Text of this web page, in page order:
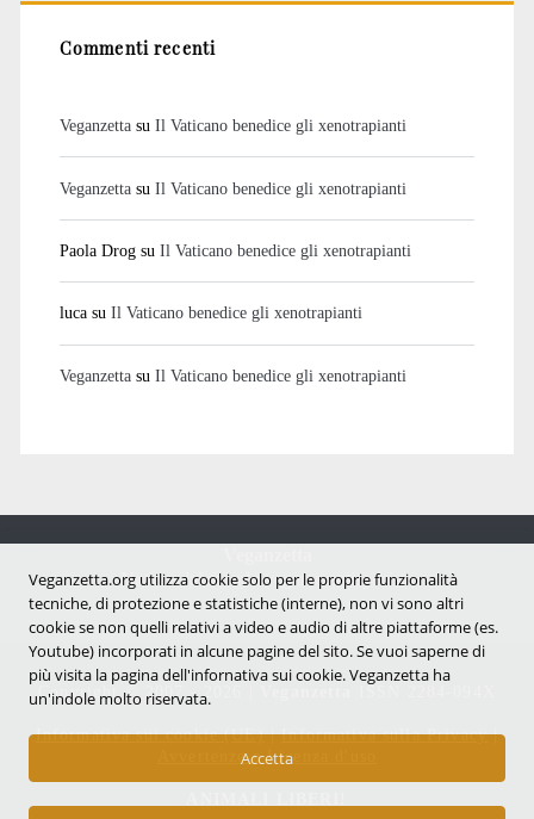
Commenti recenti
Veganzettasu Il Vaticano benedice gli xenotrapianti
Veganzettasu Il Vaticano benedice gli xenotrapianti
Paola Drogsu Il Vaticano benedice gli xenotrapianti
lucasu Il Vaticano benedice gli xenotrapianti
Veganzettasu Il Vaticano benedice gli xenotrapianti
Notizie dal mondo vegan e antispecista
Copyright © 2007 - 2026 |
Informativa sui cookie (UE)|Informativa sulla Privacy|
Avvertenze e Licenza d'uso
Veganzetta.org utilizza cookie solo per le proprie funzionalità
tecniche, di protezione e statistiche (interne), non vi sono altri
cookie se non quelli relativi a video e audio di altre piattaforme (es.
Youtube) incorporati in alcune pagine del sito. Se vuoi saperne di
più visita la pagina dell'infornativa sui cookie. Veganzetta ha
un'indole molto riservata.
Accetta